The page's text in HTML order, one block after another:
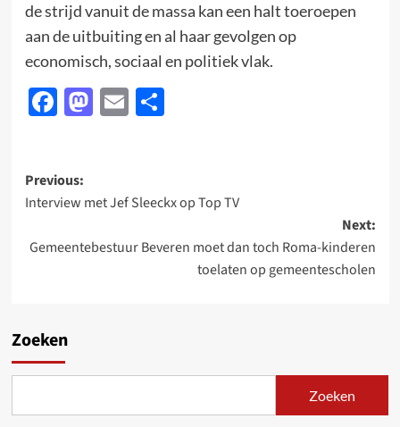
de strijd vanuit de massa kan een halt toeroepen
aan de uitbuiting en al haar gevolgen op
economisch, sociaal en politiek vlak.
Facebook
Mastodon
EmailDelen
Post
navigation
Previous:
Interview met Jef Sleeckx op Top TV
Next:
Gemeentebestuur Beveren moet dan toch Roma-kinderen
toelaten op gemeentescholen
Zoeken
Zoeken